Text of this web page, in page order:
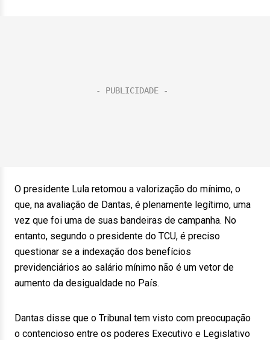
O presidente Lula retomou a valorização do mínimo, o
que, na avaliação de Dantas, é plenamente legítimo, uma
vez que foi uma de suas bandeiras de campanha. No
entanto, segundo o presidente do TCU, é preciso
questionar se a indexação dos benefícios
previdenciários ao salário mínimo não é um vetor de
aumento da desigualdade no País.
Dantas disse que o Tribunal tem visto com preocupação
o contencioso entre os poderes Executivo e Legislativo